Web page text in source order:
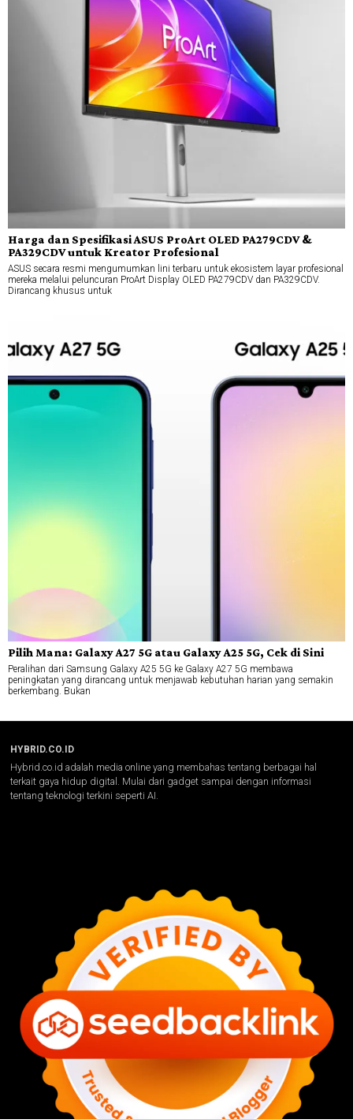
Harga dan Spesifikasi ASUS ProArt OLED PA279CDV &
PA329CDV untuk Kreator Profesional
ASUS secara resmi mengumumkan lini terbaru untuk ekosistem layar profesional
mereka melalui peluncuran ProArt Display OLED PA279CDV dan PA329CDV.
Dirancang khusus untuk
Pilih Mana: Galaxy A27 5G atau Galaxy A25 5G, Cek di Sini
Peralihan dari Samsung Galaxy A25 5G ke Galaxy A27 5G membawa
peningkatan yang dirancang untuk menjawab kebutuhan harian yang semakin
berkembang. Bukan
HYBRID.CO.ID
Hybrid.co.id adalah media online yang membahas tentang berbagai hal
terkait gaya hidup digital. Mulai dari gadget sampai dengan informasi
tentang teknologi terkini seperti AI.